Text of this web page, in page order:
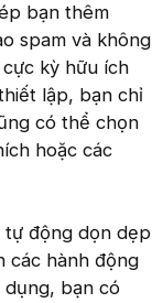
bạn thêm
spam và không
kỳ hữu ích
lập, bạn chỉ
có thể chọn
hoặc các
tự động dọn dẹp
các hành động
dụng, bạn có